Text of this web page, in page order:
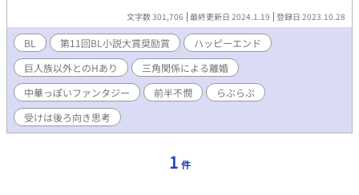
から縁談が舞い込んだ。彼らの国では夫が複数に妻が一人という
のが当たり前だという。 子を産める身体だと証明されたから、
結婚を申し込まれたらしかった。 自分の身体などもうどうでも
いいと投げやりになっていた青年は条件をつけた。 「子が産まれ
るとは限りませんが、絶対に離縁しないという条件であれば嫁ぎ
ます」 巨人族からも条件が提示された。 「私たち夫に抱かれる
ことを決して拒まないように」 巨人族は青年より遥かに身体が
大きい。もしかしたら死んでしまうかもしれないと青年は思っ
た。 それでもかまわなかった。だって彼は……。 注：巨人
です。 巨人族の夫たち４人（＋α？は終わりの方）×バツ一の
文字数 301,706 最終更新日 2024.1.19 登録日 2023.10.28
BL 第11回BL小説大賞奨励賞
ハッピーエンド
巨人族以外とのHあり
三角関係による離婚
中華っぽいファンタジー
前半不憫
らぶらぶ
受けは後ろ向き思考
1 件